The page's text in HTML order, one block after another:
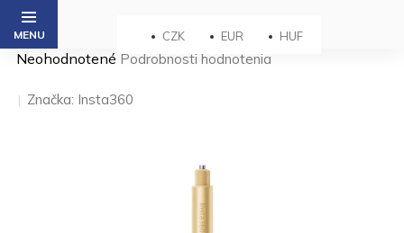
Prejsť
obsah
CZK EUR HUF
Priemerné
produktu
je
Neohodnotené Podrobnosti hodnotenia
Značka: Insta360